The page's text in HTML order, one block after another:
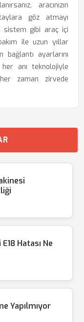
aracınızın
göz atmayı
sistem gibi araç içi
ile uzun yıllar
bağlantı ayarlarını
anı teknolojiyle
zaman zirvede
Hatası Ne
Yapılmıyor